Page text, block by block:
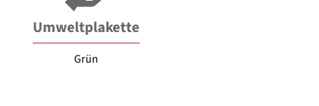
Umweltplakette
Grün